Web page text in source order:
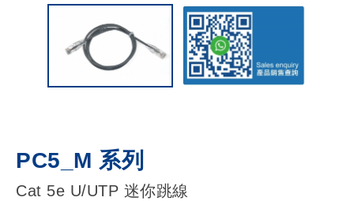
PC5_M 系列
Cat 5e U/UTP 迷你跳線